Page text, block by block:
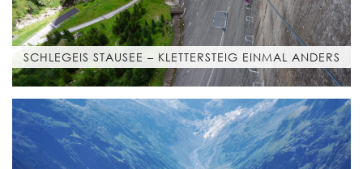
SCHLEGEIS STAUSEE – KLETTERSTEIG EINMAL ANDERS